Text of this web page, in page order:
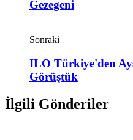
Gezegeni
Sonraki
ILO Türkiye'den
Görüştük
İlgili Gönderiler